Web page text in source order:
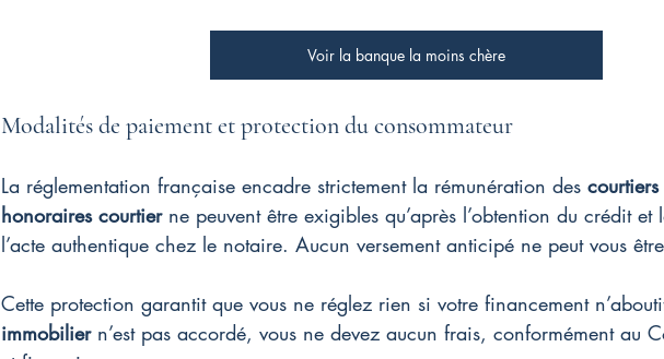
Voir la banque la moins chère
Modalités de paiement et protection du consommateur
La réglementation française encadre strictement la rémunération des
honoraires courtier ne peuvent être exigibles qu’après l’obtention du crédit et
l’acte authentique chez le notaire. Aucun versement anticipé ne peut vous
Cette protection garantit que vous ne réglez rien si votre financement
immobilier n’est pas accordé, vous ne devez aucun frais, conformément au